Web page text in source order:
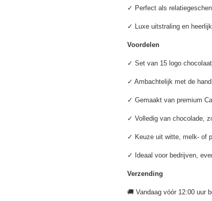
✓ Perfect als
✓ Luxe uitstraling en
Voordelen
✓ Set van 15 logo
✓ Ambachtelijk met de
✓ Gemaakt van premium
✓ Volledig van chocolade,
✓ Keuze uit witte, melk- of
✓ Ideaal voor bedrijven,
Verzending
🚚 Vandaag vóór 12:00 uur